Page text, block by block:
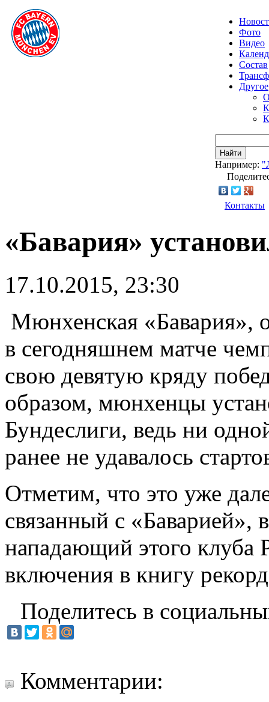
Фото
Видео
Состав
Другое
Найти
Например:
Контакты
«Бавария»
17.10.2015, 23:30
Мюнхенская «Бавария»,
в сегодняшнем матче
свою девятую кряду
образом, мюнхенцы
Бундеслиги, ведь ни
ранее не удавалось
Отметим, что это уже
связанный с «Баварией»,
нападающий этого клуба
включения в книгу
Поделитесь в
Комментарии: